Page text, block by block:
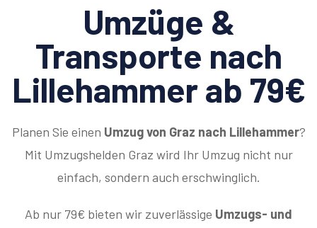
Umzüge &
Transporte nach
Lillehammer ab 79€
Planen Sie einen Umzug von Graz nach Lillehammer?
Mit Umzugshelden Graz wird Ihr Umzug nicht nur
einfach, sondern auch erschwinglich.
Ab nur 79€ bieten wir zuverlässige Umzugs- und